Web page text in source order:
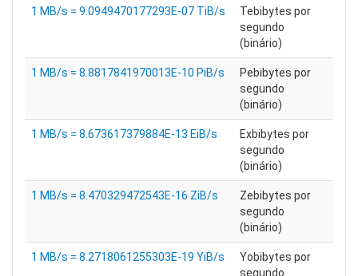
1 MB/s = 9.0949470177293E-07 TiB/s
Tebibytes por
segundo
(binário)
1 MB/s = 8.8817841970013E-10 PiB/s
Pebibytes por
segundo
(binário)
1 MB/s = 8.673617379884E-13 EiB/s
Exbibytes por
segundo
(binário)
1 MB/s = 8.470329472543E-16 ZiB/s
Zebibytes por
segundo
(binário)
1 MB/s = 8.2718061255303E-19 YiB/s
Yobibytes por
segundo